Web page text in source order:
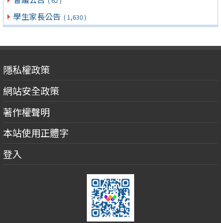
學生家長公告 ( 1,630 )
隱私權政策
網站安全政策
著作權聲明
本站使用正體字
登入